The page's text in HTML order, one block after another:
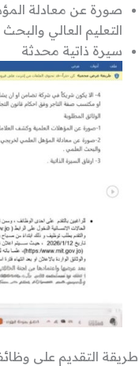
صورة عن معادلة
التعليم العالي
سيرة ذاتية محدثة
طريقة التقديم على